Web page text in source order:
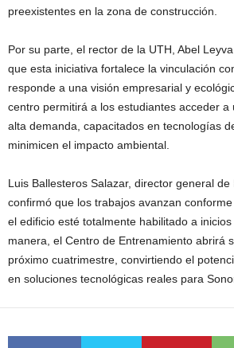
preexistentes en la zona de construcción.
Por su parte, el rector de la UTH, Abel
que esta iniciativa fortalece la vinculación
responde a una visión empresarial y
centro permitirá a los estudiantes acceder
alta demanda, capacitados en tecnologías
minimicen el impacto ambiental.
Luis Ballesteros Salazar, director general de
confirmó que los trabajos avanzan
el edificio esté totalmente habilitado a
manera, el Centro de Entrenamiento abrirá
próximo cuatrimestre, convirtiendo el
en soluciones tecnológicas reales para